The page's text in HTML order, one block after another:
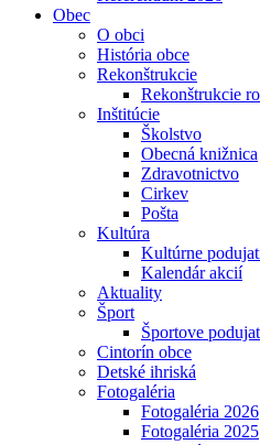
Obec
O obci
História obce
Rekonštrukcie
Rekonštrukcie
Inštitúcie
Školstvo
Obecná knižnica
Zdravotnictvo
Cirkev
Pošta
Kultúra
Kultúrne
Kalendár akcií
Aktuality
Šport
Športove
Cintorín obce
Detské ihriská
Fotogaléria
Fotogaléria 2026
Fotogaléria 2025